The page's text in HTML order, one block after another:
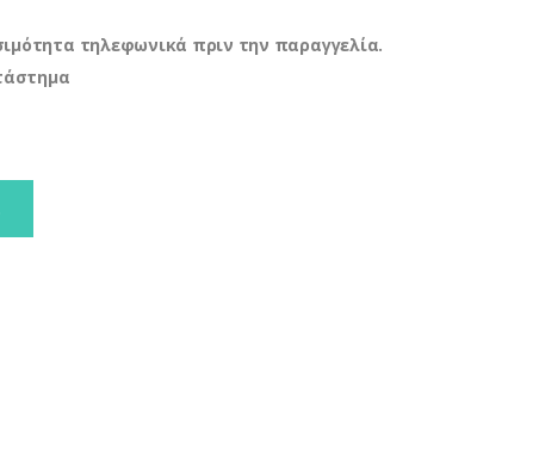
τηλεφωνικά πριν την παραγγελία.